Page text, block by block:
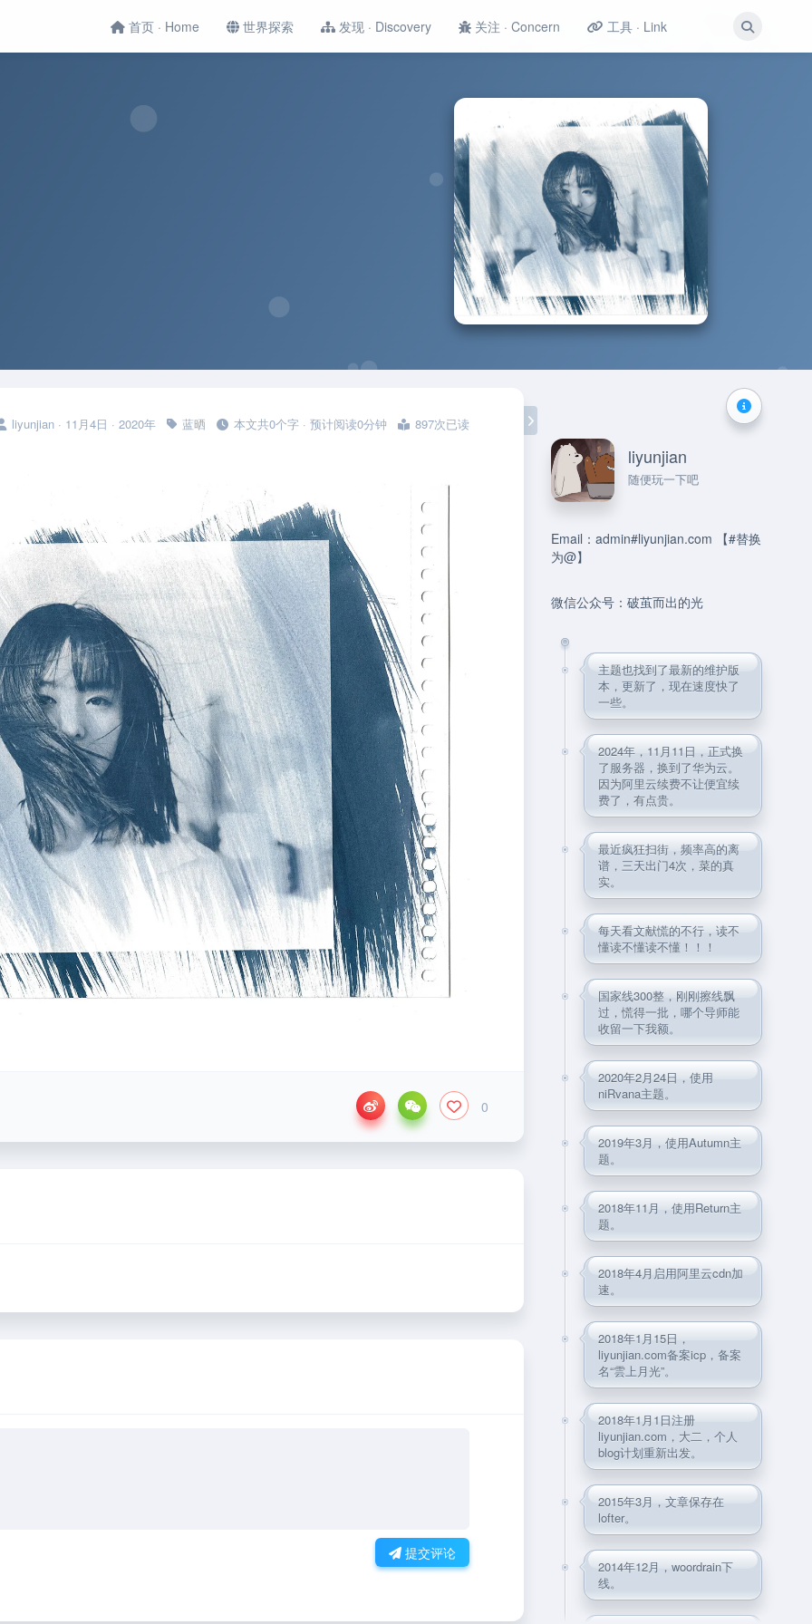
首页 · Home 世界探索 发现 · Discovery 关注 · Concern 工具 · Link
liyunjian · 11月4日 · 2020年 蓝晒 本文共0个字 · 预计阅读0分钟 897次已读
0
提交评论
liyunjian
随便玩一下吧
Email：admin#liyunjian.com 【#替换
为@】
微信公众号：破茧而出的光
主题也找到了最新的维护版
本，更新了，现在速度快了
一些。
2024年，11月11日，正式换
了服务器，换到了华为云。
因为阿里云续费不让便宜续
费了，有点贵。
最近疯狂扫街，频率高的离
谱，三天出门4次，菜的真
实。
每天看文献慌的不行，读不
懂读不懂读不懂！！！
国家线300整，刚刚擦线飘
过，慌得一批，哪个导师能
收留一下我额。
2020年2月24日，使用
niRvana主题。
2019年3月，使用Autumn主
题。
2018年11月，使用Return主
题。
2018年4月启用阿里云cdn加
速。
2018年1月15日，
liyunjian.com备案icp，备案
名“雲上月光”。
2018年1月1日注册
liyunjian.com，大二，个人
blog计划重新出发。
2015年3月，文章保存在
lofter。
2014年12月，woordrain下
线。